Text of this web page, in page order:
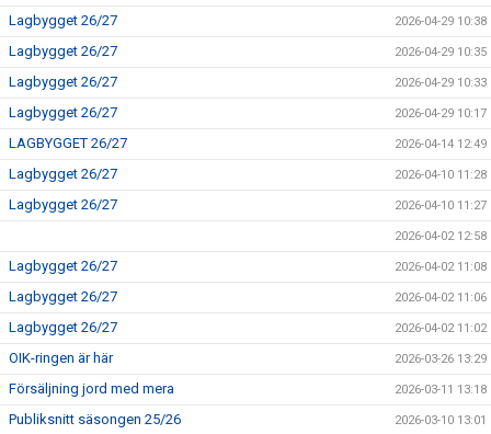
Lagbygget 26/27 2026-04-29 10:38
Lagbygget 26/27 2026-04-29 10:35
Lagbygget 26/27 2026-04-29 10:33
Lagbygget 26/27 2026-04-29 10:17
LAGBYGGET 26/27 2026-04-14 12:49
Lagbygget 26/27 2026-04-10 11:28
Lagbygget 26/27 2026-04-10 11:27
2026-04-02 12:58
Lagbygget 26/27 2026-04-02 11:08
Lagbygget 26/27 2026-04-02 11:06
Lagbygget 26/27 2026-04-02 11:02
OIK-ringen är här 2026-03-26 13:29
Försäljning jord med mera 2026-03-11 13:18
Publiksnitt säsongen 25/26 2026-03-10 13:01